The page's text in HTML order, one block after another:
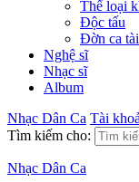
Thể loại
Độc tấu
Đờn ca
Nghệ sĩ
Nhạc sĩ
Album
Nhạc Dân Ca Tài
Tìm kiếm cho:
Nhạc Dân Ca